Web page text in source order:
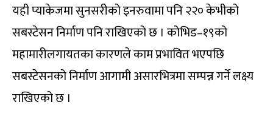
यही प्याकेजमा सुनसरीको इनरुवामा पनि २२० केभीको
सबस्टेसन निर्माण पनि राखिएको छ । कोभिड–१९को
महामारीलगायतका कारणले काम प्रभावित भएपछि
सबस्टेसनको निर्माण आगामी असारभित्रमा सम्पन्न गर्ने लक्ष्य
राखिएको छ ।